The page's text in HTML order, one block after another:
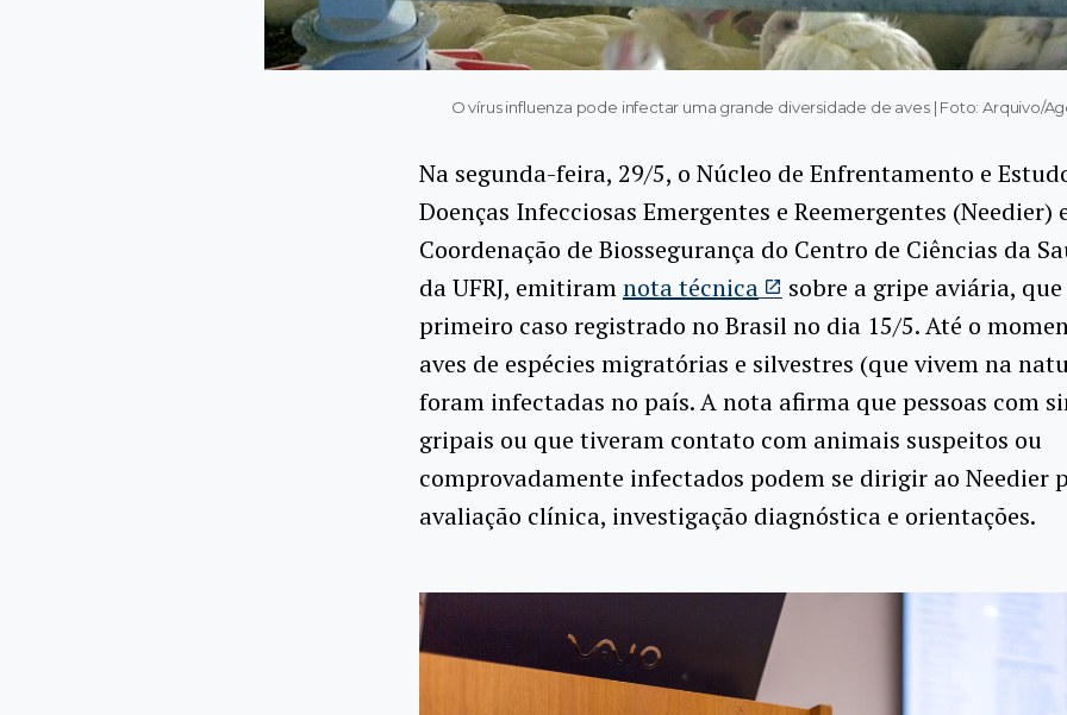
O vírus influenza pode infectar uma grande diversidade de aves | Foto: Arquivo/
Na segunda-feira, 29/5, o Núcleo de Enfrentamento e
Doenças Infecciosas Emergentes e Reemergentes (Needier)
Coordenação de Biossegurança do Centro de Ciências da
da UFRJ, emitiramnota técnica
sobre a gripe aviária,
primeiro caso registrado no Brasil no dia 15/5. Até o
aves de espécies migratórias e silvestres (que vivem na
foram infectadas no país. A nota afirma que pessoas com
gripais ou que tiveram contato com animais suspeitos ou
comprovadamente infectados podem se dirigir ao Needier
avaliação clínica, investigação diagnóstica e orientações.